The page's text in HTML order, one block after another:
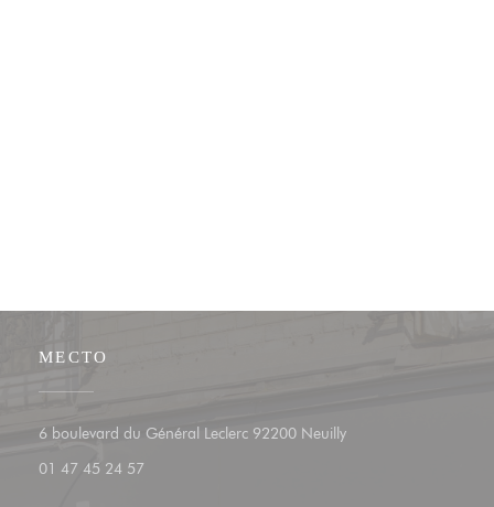
МЕСТО
6 boulevard du Général Leclerc 92200 Neuilly((открывается в
01 47 45 24 57